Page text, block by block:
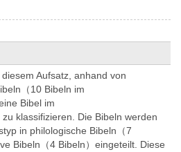
Aufsatz, anhand von
（10 Bibeln im
Bibel im
klassifizieren. Die Bibeln werden
in philologische Bibeln（7
Bibeln（4 Bibeln）eingeteilt. Diese